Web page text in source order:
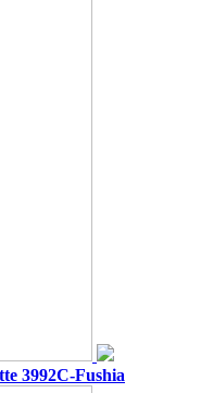
3992C-Fushia